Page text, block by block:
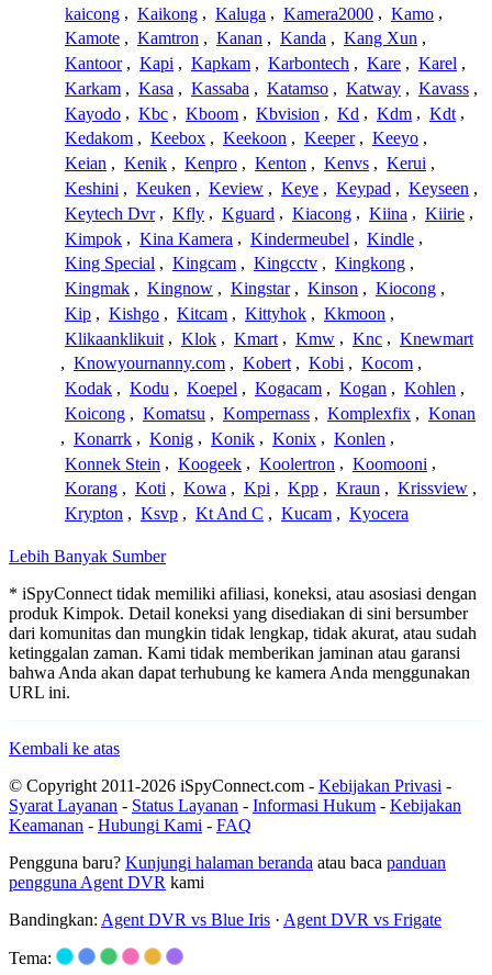
kaicong , Kaikong , Kaluga , Kamera2000 , Kamo ,
Kamote , Kamtron , Kanan , Kanda , Kang Xun ,
Kantoor , Kapi , Kapkam , Karbontech , Kare , Karel ,
Karkam , Kasa , Kassaba , Katamso , Katway , Kavass ,
Kayodo , Kbc , Kboom , Kbvision , Kd , Kdm , Kdt ,
Kedakom , Keebox , Keekoon , Keeper , Keeyo ,
Keian , Kenik , Kenpro , Kenton , Kenvs , Kerui ,
Keshini , Keuken , Keview , Keye , Keypad , Keyseen ,
Keytech Dvr , Kfly , Kguard , Kiacong , Kiina , Kiirie ,
Kimpok , Kina Kamera , Kindermeubel , Kindle ,
King Special , Kingcam , Kingcctv , Kingkong ,
Kingmak , Kingnow , Kingstar , Kinson , Kiocong ,
Kip , Kishgo , Kitcam , Kittyhok , Kkmoon ,
Klikaanklikuit , Klok , Kmart , Kmw , Knc , Knewmart
, Knowyournanny.com , Kobert , Kobi , Kocom ,
Kodak , Kodu , Koepel , Kogacam , Kogan , Kohlen ,
Koicong , Komatsu , Kompernass , Komplexfix , Konan
, Konarrk , Konig , Konik , Konix , Konlen ,
Konnek Stein , Koogeek , Koolertron , Koomooni ,
Korang , Koti , Kowa , Kpi , Kpp , Kraun , Krissview ,
Krypton , Ksvp , Kt And C , Kucam , Kyocera
Lebih Banyak Sumber
* iSpyConnect tidak memiliki afiliasi, koneksi, atau asosiasi dengan
produk Kimpok. Detail koneksi yang disediakan di sini bersumber
dari komunitas dan mungkin tidak lengkap, tidak akurat, atau sudah
ketinggalan zaman. Kami tidak memberikan jaminan atau garansi
bahwa Anda akan dapat terhubung ke kamera Anda menggunakan
URL ini.
Kembali ke atas
© Copyright 2011-2026 iSpyConnect.com - Kebijakan Privasi -
Syarat Layanan - Status Layanan - Informasi Hukum - Kebijakan
Keamanan - Hubungi Kami - FAQ
Pengguna baru? Kunjungi halaman beranda atau baca panduan
pengguna Agent DVR kami
Bandingkan: Agent DVR vs Blue Iris · Agent DVR vs Frigate
Tema: